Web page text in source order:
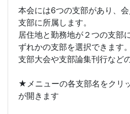
本会には6つの支部があり、
支部に所属します。
居住地と勤務地が２つの支部
ずれかの支部を選択できます。
支部大会や支部論集刊行など
★メニューの各支部名をクリ
が開きます